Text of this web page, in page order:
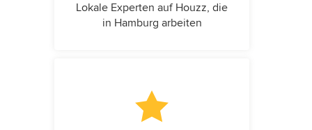
Lokale Experten auf Houzz, die
in Hamburg arbeiten